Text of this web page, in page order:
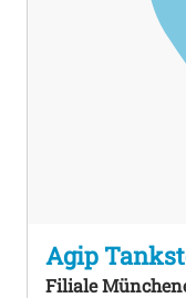
Agip
Filiale